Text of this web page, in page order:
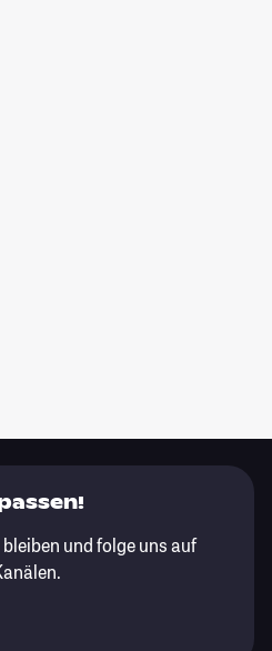
und folge uns auf